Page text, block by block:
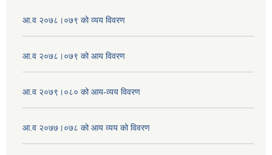
आ.व २०७८।०७९ को व्यय विवरण
आ.व २०७८।०७९ को आय विवरण
आ.व २०७९।०८० को आय-व्यय विवरण
आ.व २०७७।०७८ को आय व्यय को विवरण